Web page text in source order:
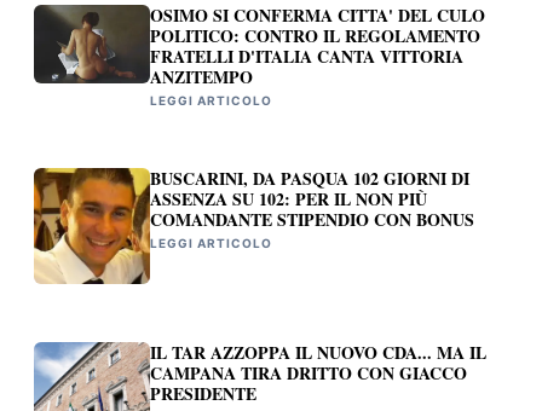
OSIMO SI CONFERMA CITTA' DEL CULO
POLITICO: CONTRO IL REGOLAMENTO
FRATELLI D'ITALIA CANTA VITTORIA
ANZITEMPO
LEGGI ARTICOLO
BUSCARINI, DA PASQUA 102 GIORNI DI
ASSENZA SU 102: PER IL NON PIÙ
COMANDANTE STIPENDIO CON BONUS
LEGGI ARTICOLO
IL TAR AZZOPPA IL NUOVO CDA... MA IL
CAMPANA TIRA DRITTO CON GIACCO
PRESIDENTE